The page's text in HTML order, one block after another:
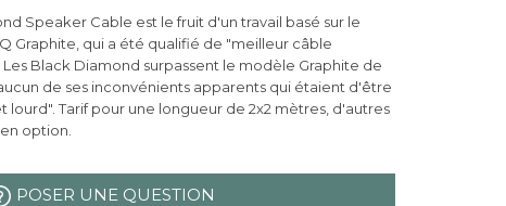
Speaker Cable est le fruit d'un travail basé sur le
Graphite, qui a été qualifié de "meilleur câble
Black Diamond surpassent le modèle Graphite de
de ses inconvénients apparents qui étaient d'être
lourd". Tarif pour une longueur de 2x2 mètres, d'autres
option.
POSER UNE QUESTION